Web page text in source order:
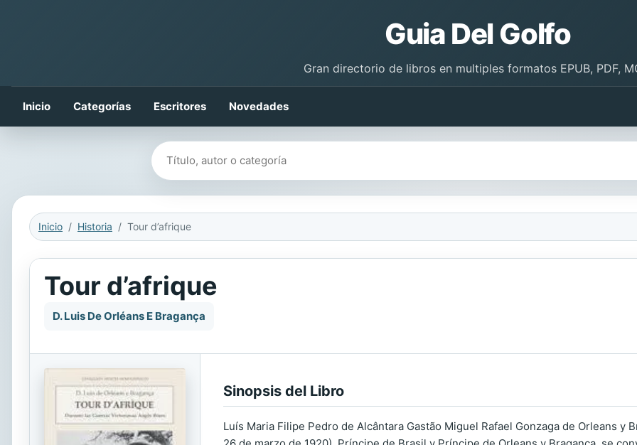
Guia Del Golfo
Gran directorio de libros en multiples formatos EPUB, PDF,
Inicio Categorías Escritores Novedades
Buscar libros
Inicio Historia Tour d’afrique
Tour d’afrique
D. Luis De Orléans E Bragança
Sinopsis del Libro
Luís Maria Filipe Pedro de Alcântara Gastão Miguel Rafael Gonzaga de Orleans y